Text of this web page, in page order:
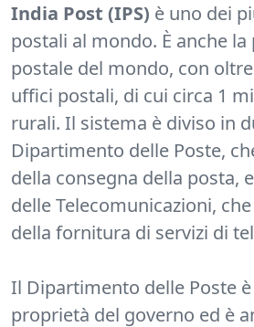
India Post (IPS) è uno dei
postali al mondo. È anche
postale del mondo, con
uffici postali, di cui circa 1
rurali. Il sistema è diviso in
Dipartimento delle Poste,
della consegna della posta,
delle Telecomunicazioni,
della fornitura di servizi di
Il Dipartimento delle Poste
proprietà del governo ed è